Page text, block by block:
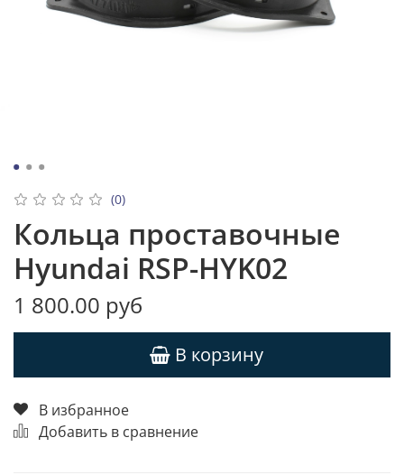
(0)
Кольца проставочные
Hyundai RSP-HYK02
1 800.00 руб
В корзину
В избранное
Добавить в сравнение